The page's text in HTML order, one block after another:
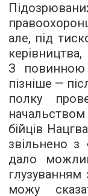
але, під
З
пізніше —
полку
бійців
звільнено з
дало
глузуванням
можу